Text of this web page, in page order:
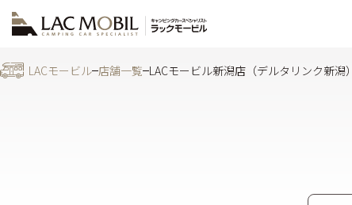
LACモービル 店舗一覧 LACモービル新潟店（デルタリンク新潟）